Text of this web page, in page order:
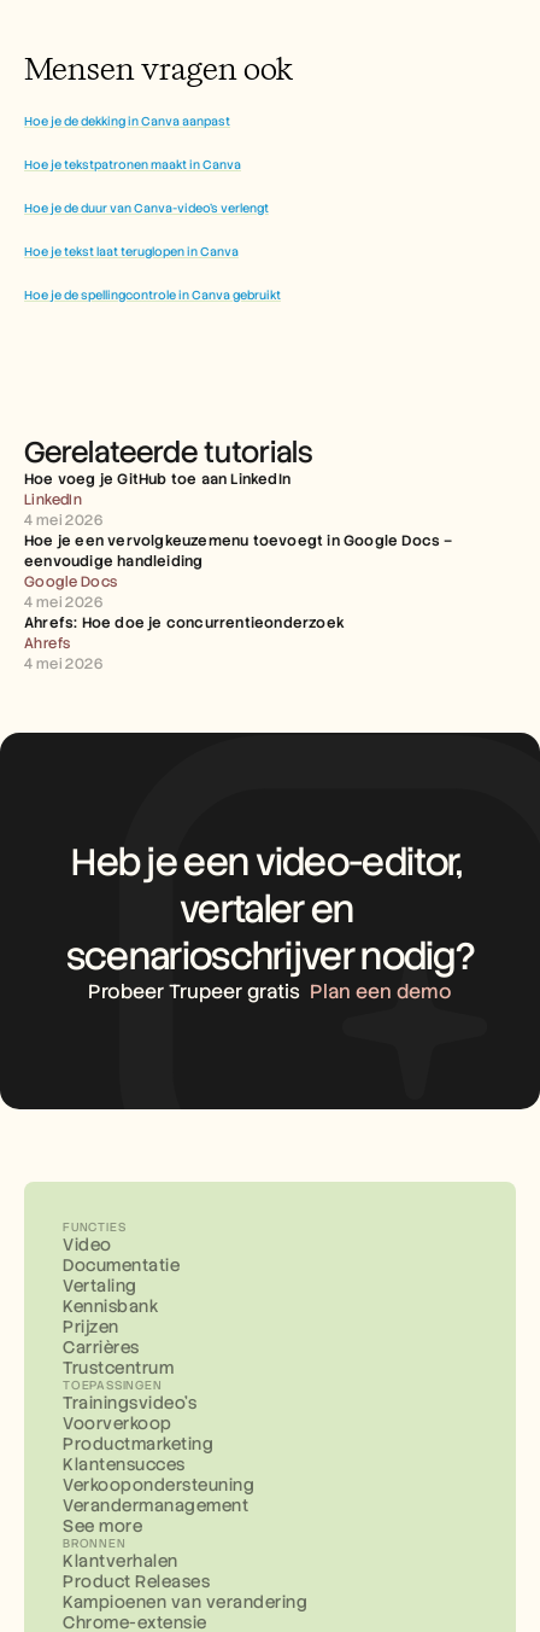
Mensen vragen ook
Hoe je de dekking in Canva aanpast
Hoe je tekstpatronen maakt in Canva
Hoe je de duur van Canva-video's verlengt
Hoe je tekst laat teruglopen in Canva
Hoe je de spellingcontrole in Canva gebruikt
Gerelateerde tutorials
Hoe voeg je GitHub toe aan LinkedIn
LinkedIn
4 mei 2026
Hoe je een vervolgkeuzemenu toevoegt in Google Docs –
eenvoudige handleiding
Google Docs
4 mei 2026
Ahrefs: Hoe doe je concurrentieonderzoek
Ahrefs
4 mei 2026
Heb je een video-editor,
vertaler en
scenarioschrijver nodig?
Probeer Trupeer gratis Plan een demo
FUNCTIES
Video
Documentatie
Vertaling
Kennisbank
Prijzen
Carrières
Trustcentrum
TOEPASSINGEN
Trainingsvideo's
Voorverkoop
Productmarketing
Klantensucces
Verkoopondersteuning
Verandermanagement
See more
BRONNEN
Klantverhalen
Product Releases
Kampioenen van verandering
Chrome-extensie